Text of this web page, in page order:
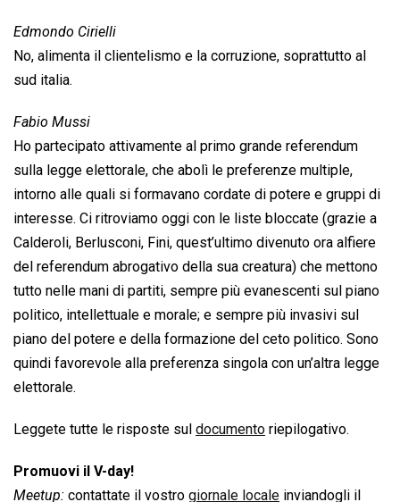
Edmondo Cirielli
No, alimenta il clientelismo e la corruzione, soprattutto al
sud italia.
Fabio Mussi
Ho partecipato attivamente al primo grande referendum
sulla legge elettorale, che abolì le preferenze multiple,
intorno alle quali si formavano cordate di potere e gruppi di
interesse. Ci ritroviamo oggi con le liste bloccate (grazie a
Calderoli, Berlusconi, Fini, quest’ultimo divenuto ora alfiere
del referendum abrogativo della sua creatura) che mettono
tutto nelle mani di partiti, sempre più evanescenti sul piano
politico, intellettuale e morale; e sempre più invasivi sul
piano del potere e della formazione del ceto politico. Sono
quindi favorevole alla preferenza singola con un’altra legge
elettorale.
Leggete tutte le risposte sul documento riepilogativo.
Promuovi il V-day!
Meetup: contattate il vostro giornale locale inviandogli il